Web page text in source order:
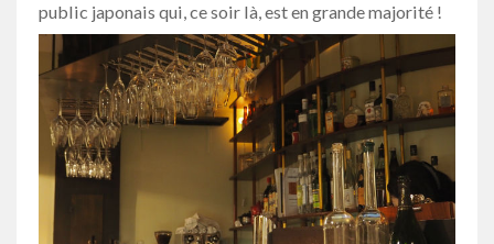
public japonais qui, ce soir là, est en grande majorité !